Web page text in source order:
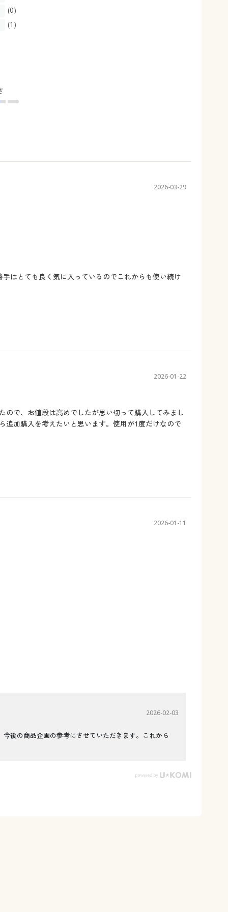
(0)
(1)
2026-03-29
はとても良く気に入っているのでこれからも使い続け
2026-01-22
で、お値段は高めでしたが思い切って購入してみまし
追加購入を考えたいと思います。使用が1度だけなので
2026-01-11
2026-02-03
後の商品企画の参考にさせていただきます。これから